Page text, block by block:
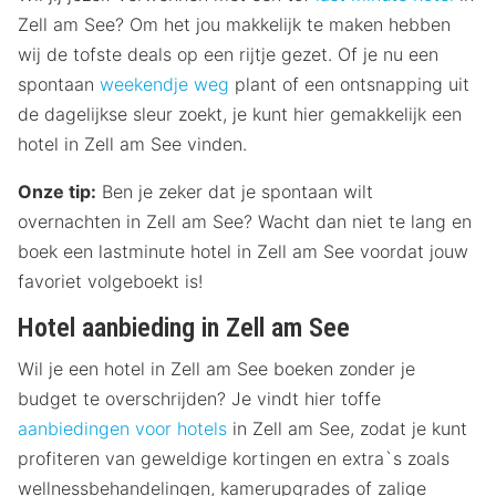
Zell am See? Om het jou makkelijk te maken hebben
wij de tofste deals op een rijtje gezet. Of je nu een
spontaan weekendje weg plant of een ontsnapping uit
de dagelijkse sleur zoekt, je kunt hier gemakkelijk een
hotel in Zell am See vinden.
Onze tip: Ben je zeker dat je spontaan wilt
overnachten in Zell am See? Wacht dan niet te lang en
boek een lastminute hotel in Zell am See voordat jouw
favoriet volgeboekt is!
Hotel aanbieding in Zell am See
Wil je een hotel in Zell am See boeken zonder je
budget te overschrijden? Je vindt hier toffe
aanbiedingen voor hotels in Zell am See, zodat je kunt
profiteren van geweldige kortingen en extra`s zoals
wellnessbehandelingen, kamerupgrades of zalige